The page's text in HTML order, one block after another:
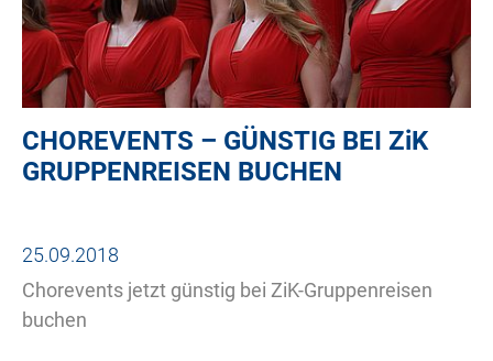
CHOREVENTS – GÜNSTIG BEI ZiK
GRUPPENREISEN BUCHEN
25.09.2018
Chorevents jetzt günstig bei ZiK-Gruppenreisen
buchen